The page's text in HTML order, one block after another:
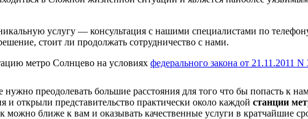
услугу — консультация с нашими специалистами по
стоит ли продолжать сотрудничество с нами.
метро Солнцево на условиях федерального закона от 21.11.2011
преодолевать большие расстояния для того что бы попасть к
представительство практически около каждой станции
можно ближе к вам и оказывать качественные услуги в кратчайшие